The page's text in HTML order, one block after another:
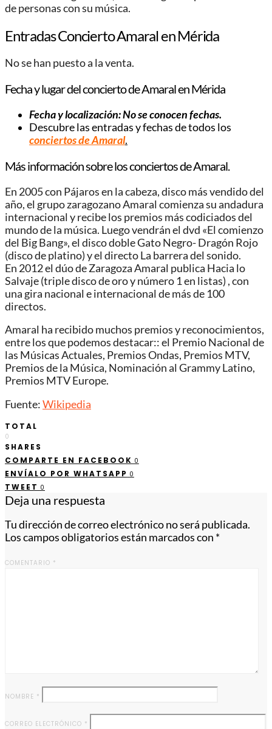
de personas con su música.
Entradas Concierto Amaral en Mérida
No se han puesto a la venta.
Fecha y lugar del concierto de Amaral en Mérida
Fecha y localización: No se conocen fechas.
Descubre las entradas y fechas de todos los
conciertos de Amaral.
Más información sobre los conciertos de Amaral.
En 2005 con Pájaros en la cabeza, disco más vendido del
año, el grupo zaragozano Amaral comienza su andadura
internacional y recibe los premios más codiciados del
mundo de la música. Luego vendrán el dvd «El comienzo
del Big Bang», el disco doble Gato Negro- Dragón Rojo
(disco de platino) y el directo La barrera del sonido.
En 2012 el dúo de Zaragoza Amaral publica Hacia lo
Salvaje (triple disco de oro y número 1 en listas) , con
una gira nacional e internacional de más de 100
directos.
Amaral ha recibido muchos premios y reconocimientos,
entre los que podemos destacar:: el Premio Nacional de
las Músicas Actuales, Premios Ondas, Premios MTV,
Premios de la Música, Nominación al Grammy Latino,
Premios MTV Europe.
Fuente:Wikipedia
TOTAL
0
SHARES
COMPARTE EN FACEBOOK 0
ENVÍALO POR WHATSAPP 0
TWEET 0
Deja una respuesta
Tu dirección de correo electrónico no será publicada.
Los campos obligatorios están marcados con *
COMENTARIO *
NOMBRE *
CORREO ELECTRÓNICO *